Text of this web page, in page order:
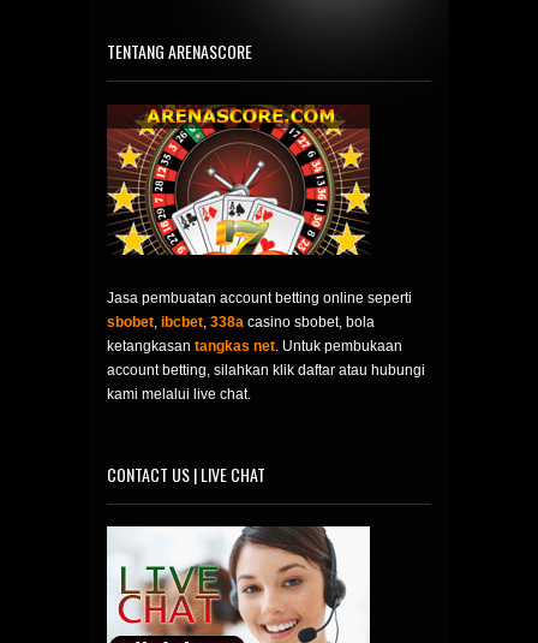
TENTANG ARENASCORE
Jasa pembuatan account betting online seperti
sbobet, ibcbet, 338a casino sbobet, bola
ketangkasan tangkas net. Untuk pembukaan
account betting, silahkan klik daftar atau hubungi
kami melalui live chat.
CONTACT US | LIVE CHAT